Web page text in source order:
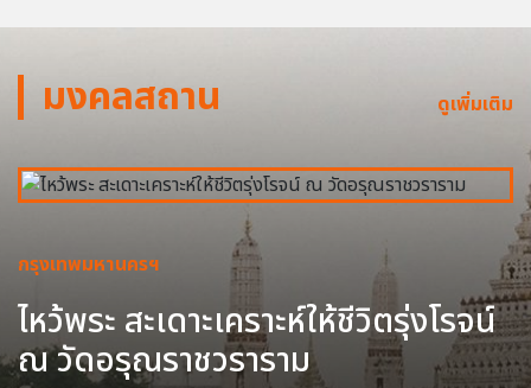
มงคลสถาน ดูเพิ่มเติม
กรุงเทพมหานครฯ
ไหว้พระ สะเดาะเคราะห์ให้ชีวิตรุ่งโรจน์
ณ วัดอรุณราชวราราม